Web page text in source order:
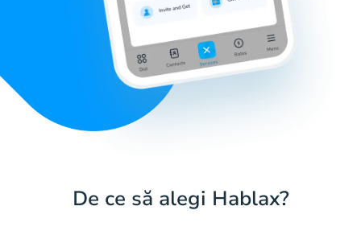
De ce să alegi Hablax?